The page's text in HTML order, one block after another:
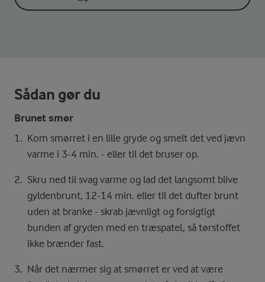
Sådan gør du
Brunet smør
Kom smørret i en lille gryde og smelt det ved jævn
varme i 3-4 min. - eller til det bruser op.
Skru ned til svag varme og lad det langsomt blive
gyldenbrunt, 12-14 min. eller til det dufter brunt
uden at branke - skrab jævnligt og forsigtigt
bunden af gryden med en træspatel, så tørstoffet
ikke brænder fast.
Når det nærmer sig at smørret er ved at være